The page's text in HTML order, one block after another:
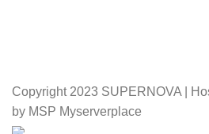
Copyright 2023 SUPERNOVA |
by MSP Myserverplace